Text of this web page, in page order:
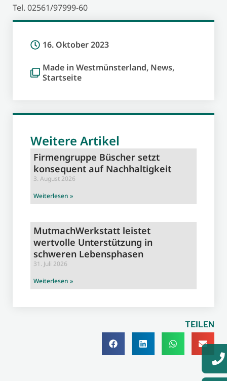
Tel. 02561/97999-60
16. Oktober 2023
Made in Westmünsterland, News,
Startseite
Weitere Artikel
Firmengruppe Büscher setzt
konsequent auf Nachhaltigkeit
3. August 2026
Weiterlesen »
MutmachWerkstatt leistet
wertvolle Unterstützung in
schweren Lebensphasen
31. Juli 2026
Weiterlesen »
TEILEN